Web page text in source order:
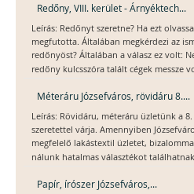
Redőny, VIII. kerület - Árnyéktech...
Leírás: Redőnyt szeretne? Ha ezt
megfutotta. Általában megkérdezi az
redőnyöst? Általában a válasz ez volt:
redőny kulcsszóra talált cégek messze
Méteráru Józsefváros, rövidáru 8....
Leírás: Rövidáru, méteráru üzletünk a
szeretettel várja. Amennyiben
megfelelő lakástextil üzletet,
nálunk hatalmas választékot
Papír, írószer Józsefváros,...